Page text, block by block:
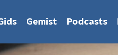
Gemist Podcasts